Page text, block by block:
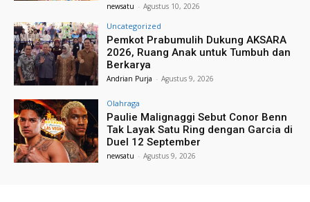
newsatu - Agustus 10, 2026
Uncategorized
Pemkot Prabumulih Dukung AKSARA
2026, Ruang Anak untuk Tumbuh dan
Berkarya
Andrian Purja - Agustus 9, 2026
Olahraga
Paulie Malignaggi Sebut Conor Benn
Tak Layak Satu Ring dengan Garcia di
Duel 12 September
newsatu - Agustus 9, 2026